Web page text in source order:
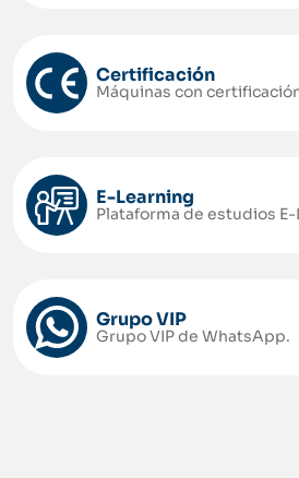
Certificación
Máquinas con
E-Learning
Plataforma de estudios
Grupo VIP
Grupo VIP de WhatsApp.